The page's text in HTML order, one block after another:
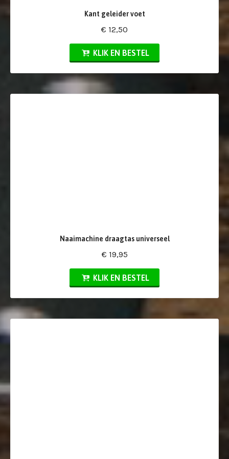
Kant geleider voet
€ 12,50
KLIK EN BESTEL
Naaimachine draagtas universeel
€ 19,95
KLIK EN BESTEL